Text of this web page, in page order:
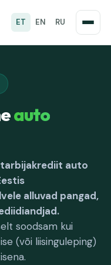
ET EN RU
auto
auto
alluvad pangad,
soodsam kui
(või liisinguleping)